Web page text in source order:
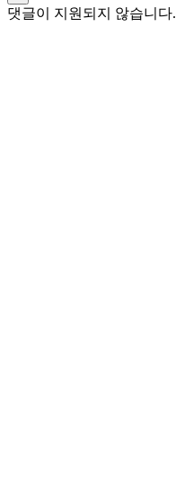
댓글이 지원되지 않습니다.